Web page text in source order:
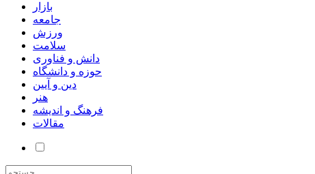
بازار
جامعه
ورزش
سلامت
دانش و فناوری
حوزه و دانشگاه
دین و آیین
هنر
فرهنگ و اندیشه
مقالات